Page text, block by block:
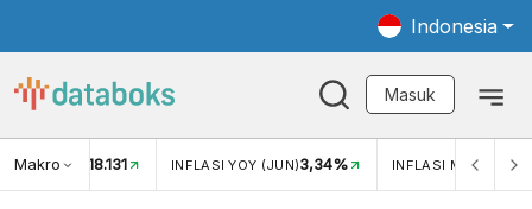
Indonesia
Masuk
Makro
USD/IDR 18.131 INFLASI YOY (JUN)3,34% INFLASI MOM (JUN)